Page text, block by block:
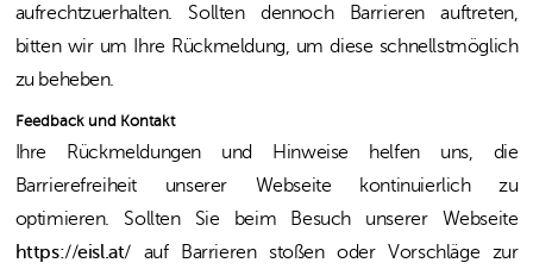
aufrechtzuerhalten. Sollten dennoch Barrieren auftreten,
bitten wir um Ihre Rückmeldung, um diese schnellstmöglich
zu beheben.
Feedback und Kontakt
Ihre Rückmeldungen und Hinweise helfen uns, die
Barrierefreiheit unserer Webseite kontinuierlich zu
optimieren. Sollten Sie beim Besuch unserer Webseite
https://eisl.at/ auf Barrieren stoßen oder Vorschläge zur